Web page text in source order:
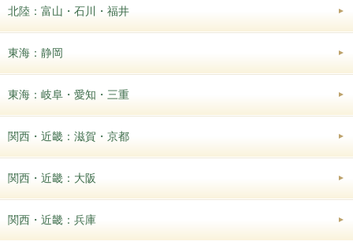
北陸：富山・石川・福井
東海：静岡
東海：岐阜・愛知・三重
関西・近畿：滋賀・京都
関西・近畿：大阪
関西・近畿：兵庫